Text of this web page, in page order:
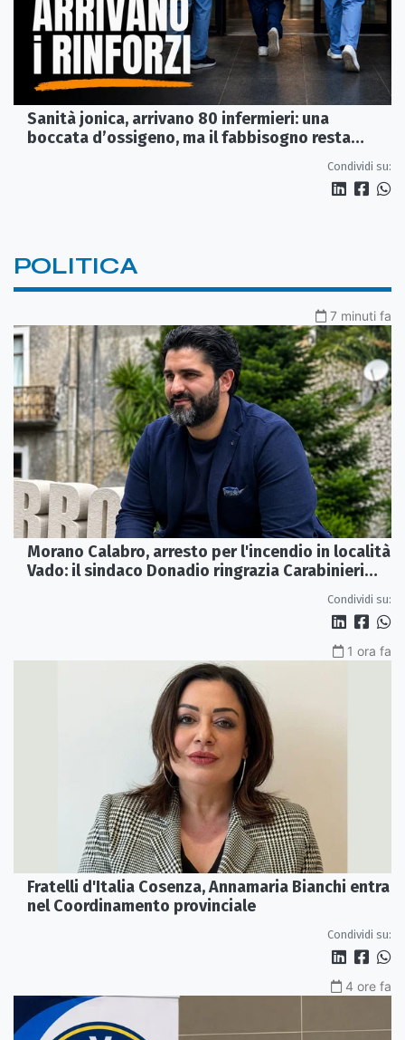
Sanità jonica, arrivano 80 infermieri: una
boccata d’ossigeno, ma il fabbisogno resta
Condividi su:
POLITICA
7 minuti fa
Morano Calabro, arresto per l'incendio in località
Vado: il sindaco Donadio ringrazia Carabinieri
Condividi su:
1 ora fa
Fratelli d'Italia Cosenza, Annamaria Bianchi entra
nel Coordinamento provinciale
Condividi su:
4 ore fa